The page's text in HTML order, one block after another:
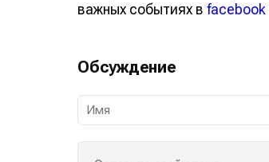
важных событиях в facebook
Обсуждение